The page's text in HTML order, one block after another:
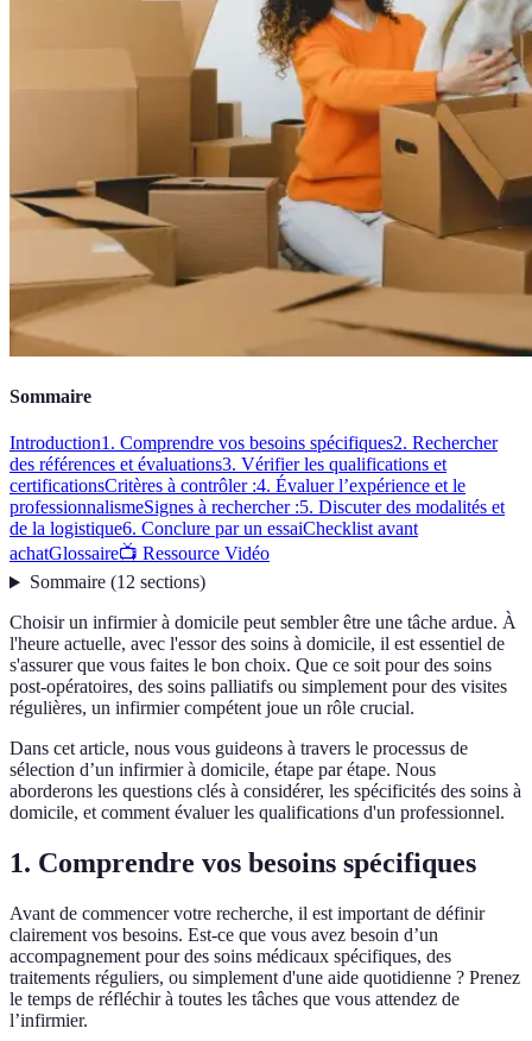
Sommaire
Introduction1. Comprendre vos besoins spécifiques2. Rechercher
des références et évaluations3. Vérifier les qualifications et
certificationsCritères à contrôler :4. Évaluer l’expérience et le
professionnalismeSignes à rechercher :5. Discuter des modalités et
de la logistique6. Conclure par un essaiChecklist avant
achatGlossaire📺 Ressource Vidéo
Sommaire(12 sections)
Choisir un infirmier à domicile peut sembler être une tâche ardue. À
l'heure actuelle, avec l'essor des soins à domicile, il est essentiel de
s'assurer que vous faites le bon choix. Que ce soit pour des soins
post-opératoires, des soins palliatifs ou simplement pour des visites
régulières, un infirmier compétent joue un rôle crucial.
Dans cet article, nous vous guideons à travers le processus de
sélection d’un infirmier à domicile, étape par étape. Nous
aborderons les questions clés à considérer, les spécificités des soins à
domicile, et comment évaluer les qualifications d'un professionnel.
1. Comprendre vos besoins spécifiques
Avant de commencer votre recherche, il est important de définir
clairement vos besoins. Est-ce que vous avez besoin d’un
accompagnement pour des soins médicaux spécifiques, des
traitements réguliers, ou simplement d'une aide quotidienne ? Prenez
le temps de réfléchir à toutes les tâches que vous attendez de
l’infirmier.